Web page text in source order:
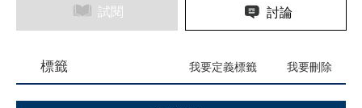
試閱 討論
標籤 我要定義標籤 我要刪除